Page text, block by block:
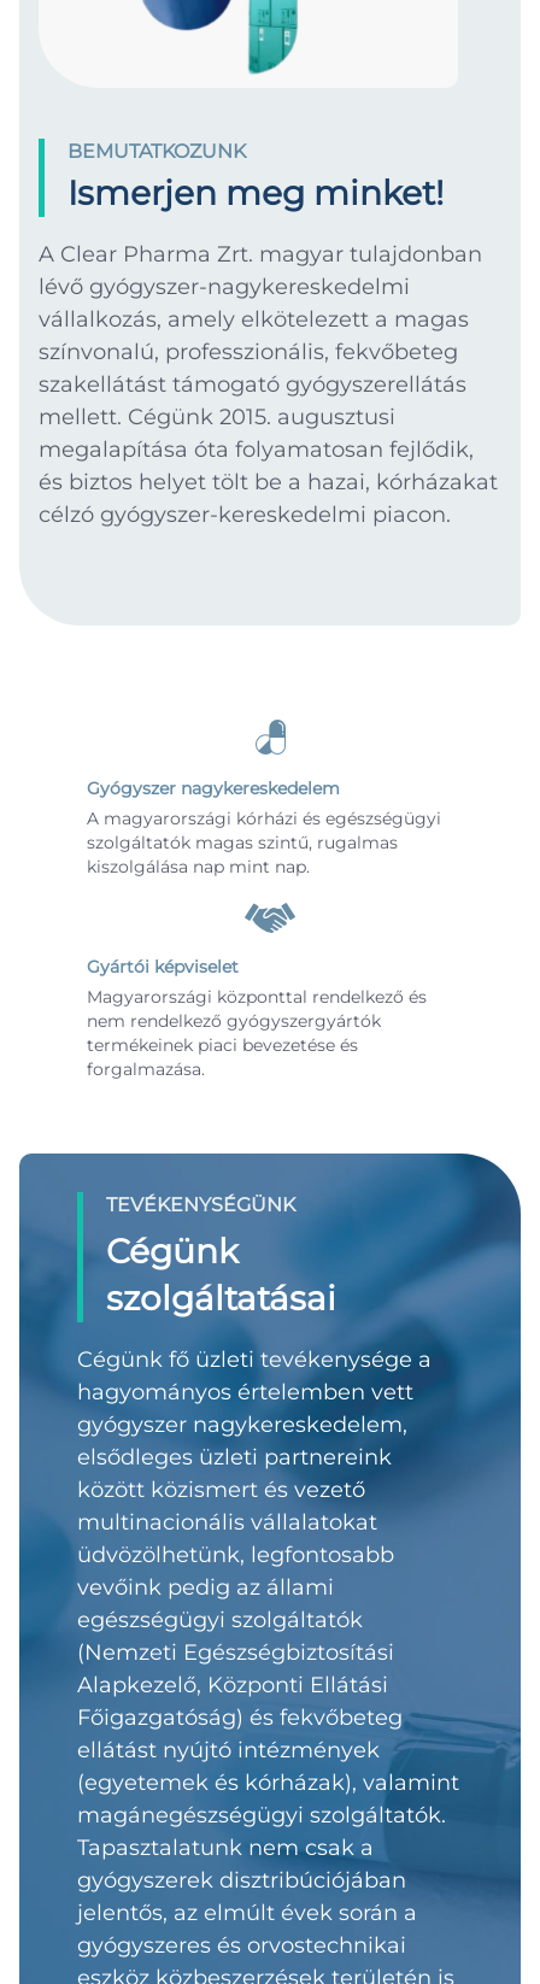
BEMUTATKOZUNK
Ismerjen meg minket!
A Clear Pharma Zrt. magyar tulajdonban
lévő gyógyszer-nagykereskedelmi
vállalkozás, amely elkötelezett a magas
színvonalú, professzionális, fekvőbeteg
szakellátást támogató gyógyszerellátás
mellett. Cégünk 2015. augusztusi
megalapítása óta folyamatosan fejlődik,
és biztos helyet tölt be a hazai, kórházakat
célzó gyógyszer-kereskedelmi piacon.
Gyógyszer nagykereskedelem
A magyarországi kórházi és egészségügyi
szolgáltatók magas szintű, rugalmas
kiszolgálása nap mint nap.
Gyártói képviselet
Magyarországi központtal rendelkező és
nem rendelkező gyógyszergyártók
termékeinek piaci bevezetése és
forgalmazása.
TEVÉKENYSÉGÜNK
Cégünk
szolgáltatásai
Cégünk fő üzleti tevékenysége a
hagyományos értelemben vett
gyógyszer nagykereskedelem,
elsődleges üzleti partnereink
között közismert és vezető
multinacionális vállalatokat
üdvözölhetünk, legfontosabb
vevőink pedig az állami
egészségügyi szolgáltatók
(Nemzeti Egészségbiztosítási
Alapkezelő, Központi Ellátási
Főigazgatóság) és fekvőbeteg
ellátást nyújtó intézmények
(egyetemek és kórházak), valamint
magánegészségügyi szolgáltatók.
Tapasztalatunk nem csak a
gyógyszerek disztribúciójában
jelentős, az elmúlt évek során a
gyógyszeres és orvostechnikai
eszköz közbeszerzések területén is